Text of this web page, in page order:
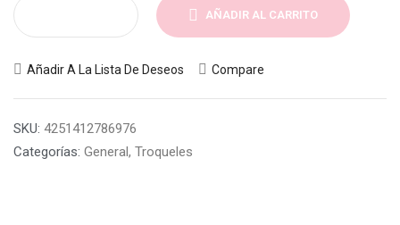
AÑADIR AL CARRITO
Añadir A La Lista De Deseos Compare
SKU: 4251412786976
Categorías: General, Troqueles